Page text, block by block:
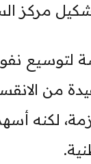
مركز
من